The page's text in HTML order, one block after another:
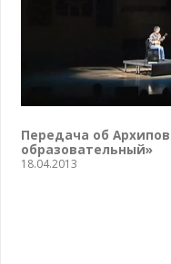
Передача об
образовательный»
18.04.2013